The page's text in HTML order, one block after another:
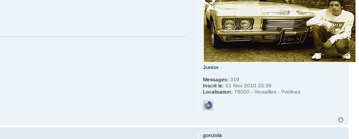
Junior
Messages: 319
Inscrit le: 01 Nov 2010 20:38
Localisation: 78000 - Versailles - Yvelines
gonzola